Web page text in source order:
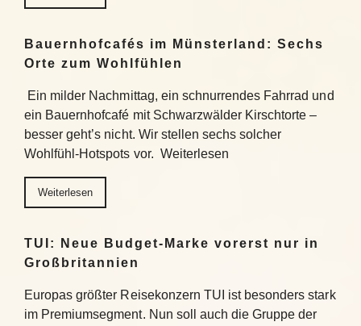
Bauernhofcafés im Münsterland: Sechs
Orte zum Wohlfühlen
Ein milder Nachmittag, ein schnurrendes Fahrrad und
ein Bauernhofcafé mit Schwarzwälder Kirschtorte –
besser geht’s nicht. Wir stellen sechs solcher
Wohlfühl-Hotspots vor. Weiterlesen
Weiterlesen
TUI: Neue Budget-Marke vorerst nur in
Großbritannien
Europas größter Reisekonzern TUI ist besonders stark
im Premiumsegment. Nun soll auch die Gruppe der